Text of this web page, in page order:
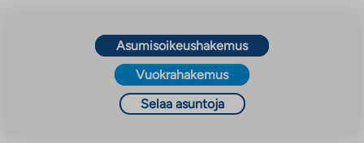
Asumisoikeushakemus
Vuokrahakemus
Selaa asuntoja